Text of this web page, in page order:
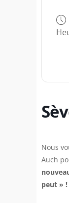
Nous
Auch
peut » !